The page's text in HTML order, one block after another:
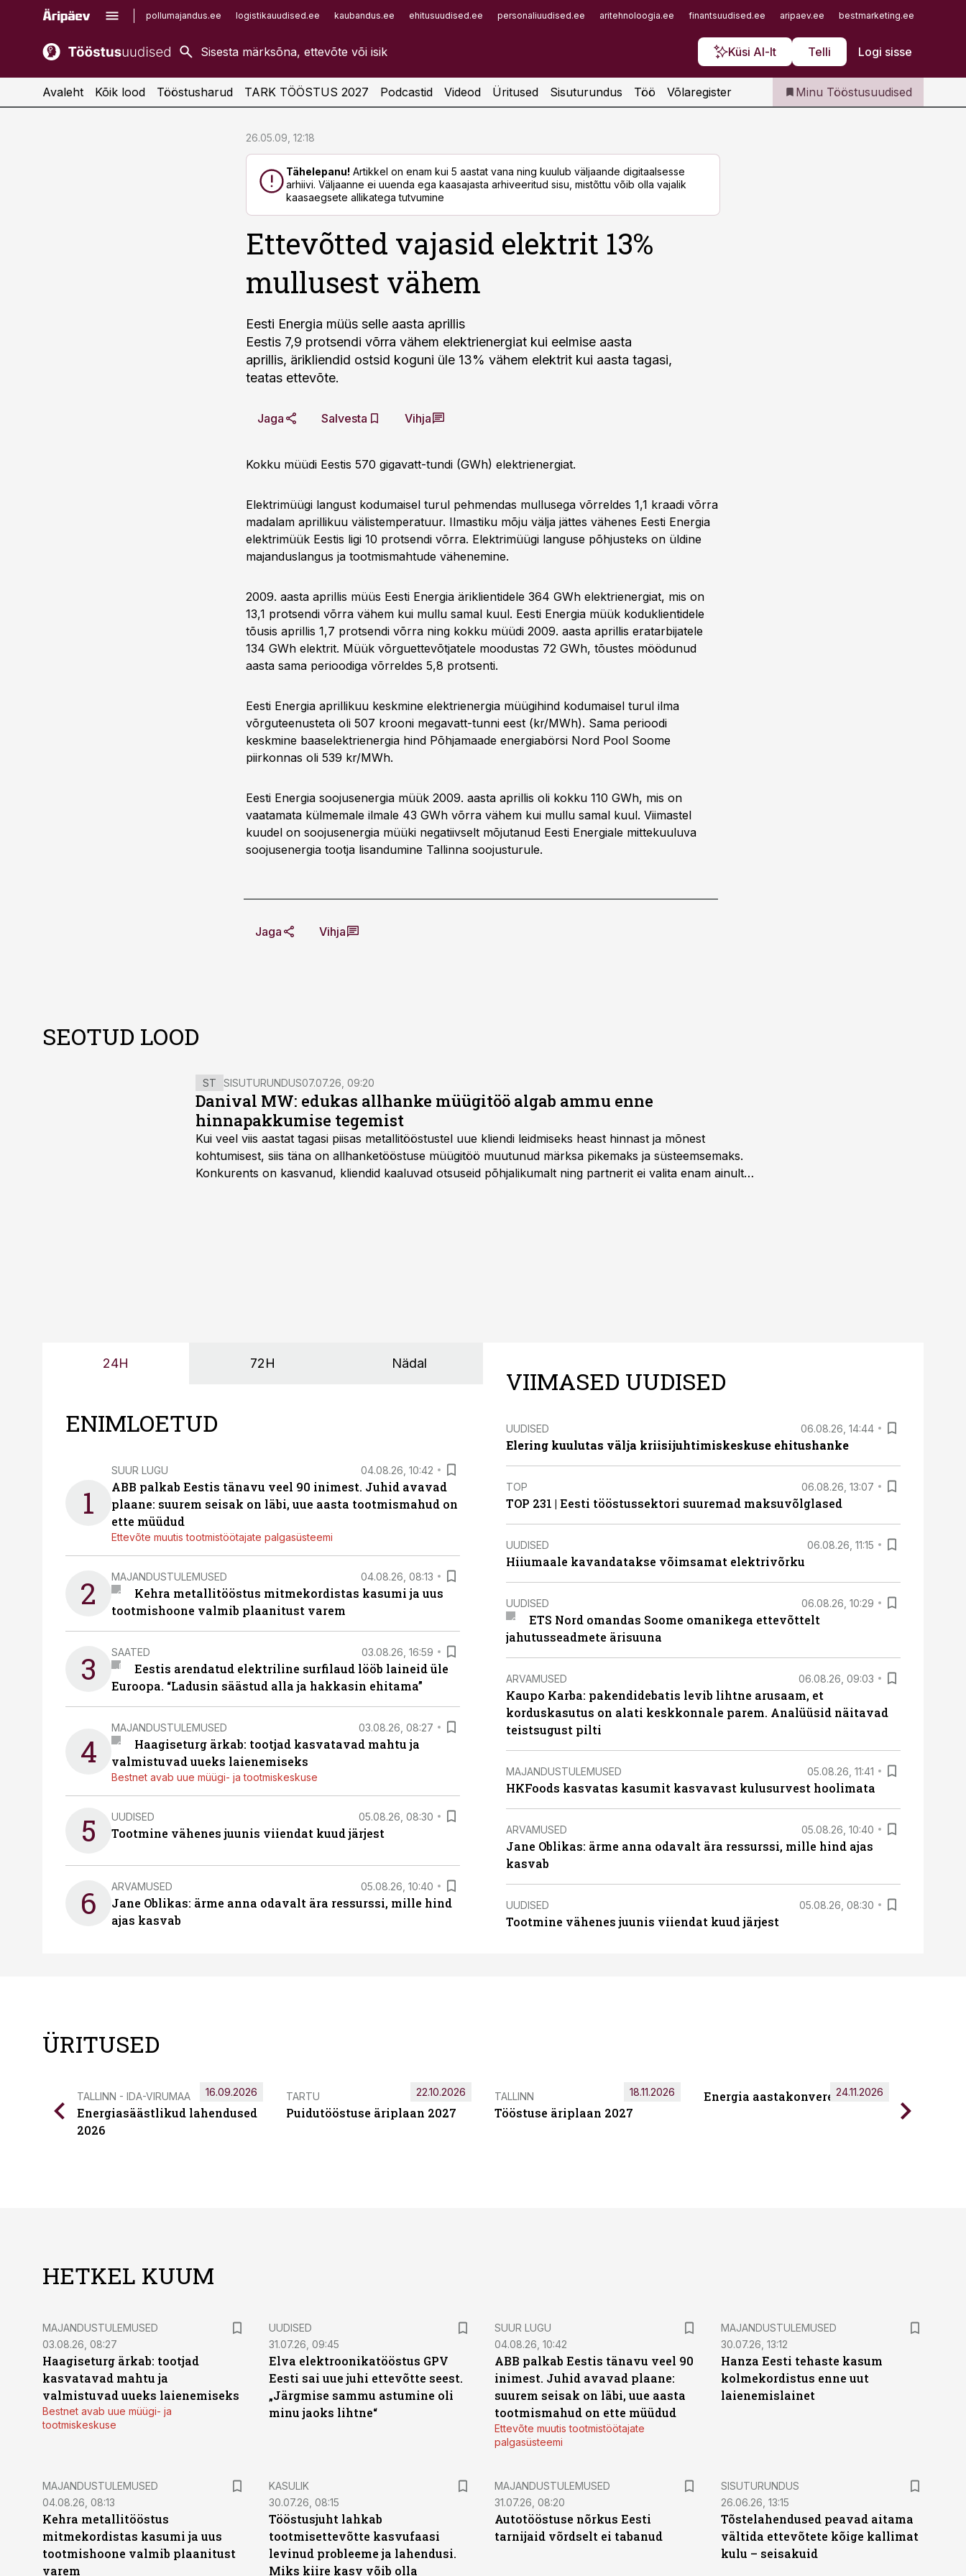
pollumajandus.ee logistikauudised.ee kaubandus.ee ehitusuudised.ee personaliuudised.ee aritehnoloogia.ee finantsuudised.ee aripaev.ee bestmarketing.ee
Küsi AI-lt Telli Logi sisse
kaubandus.ee
kinnisvarauudised.ee
imelineajalugu.ee
Infopank
Iseteenindus
Telli Tööstusuudised
Avaleht Kõik lood Tööstusharud TARK TÖÖSTUS 2027 Podcastid Videod Üritused Sisuturundus Töö Võlaregister Minu Tööstusuudised
26.05.09, 12:18
Tähelepanu! Artikkel on enam kui 5 aastat vana ning kuulub väljaande digitaalsesse
arhiivi. Väljaanne ei uuenda ega kaasajasta arhiveeritud sisu, mistõttu võib olla vajalik
kaasaegsete allikatega tutvumine
Ettevõtted vajasid elektrit 13%
mullusest vähem
Eesti Energia müüs selle aasta aprillis
Eestis 7,9 protsendi võrra vähem elektrienergiat kui eelmise aasta
aprillis, ärikliendid ostsid koguni üle 13% vähem elektrit kui aasta tagasi,
teatas ettevõte.
Jaga Salvesta Vihja
Kokku müüdi Eestis 570 gigavatt-tundi (GWh) elektrienergiat.
Elektrimüügi langust kodumaisel turul pehmendas mullusega võrreldes 1,1 kraadi võrra
madalam aprillikuu välistemperatuur. Ilmastiku mõju välja jättes vähenes Eesti Energia
elektrimüük Eestis ligi 10 protsendi võrra. Elektrimüügi languse põhjusteks on üldine
majanduslangus ja tootmismahtude vähenemine.
2009. aasta aprillis müüs Eesti Energia äriklientidele 364 GWh elektrienergiat, mis on
13,1 protsendi võrra vähem kui mullu samal kuul. Eesti Energia müük koduklientidele
tõusis aprillis 1,7 protsendi võrra ning kokku müüdi 2009. aasta aprillis eratarbijatele
134 GWh elektrit. Müük võrguettevõtjatele moodustas 72 GWh, tõustes möödunud
aasta sama perioodiga võrreldes 5,8 protsenti.
Eesti Energia aprillikuu keskmine elektrienergia müügihind kodumaisel turul ilma
võrguteenusteta oli 507 krooni megavatt-tunni eest (kr/MWh). Sama perioodi
keskmine baaselektrienergia hind Põhjamaade energiabörsi Nord Pool Soome
piirkonnas oli 539 kr/MWh.
Eesti Energia soojusenergia müük 2009. aasta aprillis oli kokku 110 GWh, mis on
vaatamata külmemale ilmale 43 GWh võrra vähem kui mullu samal kuul. Viimastel
kuudel on soojusenergia müüki negatiivselt mõjutanud Eesti Energiale mittekuuluva
soojusenergia tootja lisandumine Tallinna soojusturule.
Jaga Vihja
SEOTUD LOOD
ST SISUTURUNDUS07.07.26, 09:20
Danival MW: edukas allhanke müügitöö algab ammu enne
hinnapakkumise tegemist
Kui veel viis aastat tagasi piisas metallitööstustel uue kliendi leidmiseks heast hinnast ja mõnest
kohtumisest, siis täna on allhanketööstuse müügitöö muutunud märksa pikemaks ja süsteemsemaks.
Konkurents on kasvanud, kliendid kaaluvad otsuseid põhjalikumalt ning partnerit ei valita enam ainult
24H 72H Nädal
ENIMLOETUD
1
SUUR LUGU 04.08.26, 10:42
ABB palkab Eestis tänavu veel 90 inimest. Juhid avavad
plaane: suurem seisak on läbi, uue aasta tootmismahud on
ette müüdud
Ettevõte muutis tootmistöötajate palgasüsteemi
2 MAJANDUSTULEMUSED 04.08.26, 08:13
Kehra metallitööstus mitmekordistas kasumi ja uus
tootmishoone valmib plaanitust varem
3 SAATED 03.08.26, 16:59
Eestis arendatud elektriline surfilaud lööb laineid üle
Euroopa. “Ladusin säästud alla ja hakkasin ehitama”
4
MAJANDUSTULEMUSED 03.08.26, 08:27
Haagiseturg ärkab: tootjad kasvatavad mahtu ja
valmistuvad uueks laienemiseks
Bestnet avab uue müügi- ja tootmiskeskuse
5 UUDISED 05.08.26, 08:30
Tootmine vähenes juunis viiendat kuud järjest
6 ARVAMUSED 05.08.26, 10:40
Jane Oblikas: ärme anna odavalt ära ressurssi, mille hind
ajas kasvab
VIIMASED UUDISED
UUDISED 06.08.26, 14:44
Elering kuulutas välja kriisijuhtimiskeskuse ehitushanke
TOP 06.08.26, 13:07
TOP 231 | Eesti tööstussektori suuremad maksuvõlglased
UUDISED 06.08.26, 11:15
Hiiumaale kavandatakse võimsamat elektrivõrku
UUDISED 06.08.26, 10:29
ETS Nord omandas Soome omanikega ettevõttelt
jahutusseadmete ärisuuna
ARVAMUSED 06.08.26, 09:03
Kaupo Karba: pakendidebatis levib lihtne arusaam, et
korduskasutus on alati keskkonnale parem. Analüüsid näitavad
teistsugust pilti
MAJANDUSTULEMUSED 05.08.26, 11:41
HKFoods kasvatas kasumit kasvavast kulusurvest hoolimata
ARVAMUSED 05.08.26, 10:40
Jane Oblikas: ärme anna odavalt ära ressurssi, mille hind ajas
kasvab
UUDISED 05.08.26, 08:30
Tootmine vähenes juunis viiendat kuud järjest
ÜRITUSED
TALLINN - IDA-VIRUMAA
Energiasäästlikud lahendused
2026
16.09.2026 TARTU
Puidutööstuse äriplaan 2027
22.10.2026 TALLINN
Tööstuse äriplaan 2027
18.11.2026 Energia aastakonverents 2026
24.11.2026
HETKEL KUUM
MAJANDUSTULEMUSED
03.08.26, 08:27
Haagiseturg ärkab: tootjad
kasvatavad mahtu ja
valmistuvad uueks laienemiseks
Bestnet avab uue müügi- ja
tootmiskeskuse
UUDISED
31.07.26, 09:45
Elva elektroonikatööstus GPV
Eesti sai uue juhi ettevõtte seest.
„Järgmise sammu astumine oli
minu jaoks lihtne“
SUUR LUGU
04.08.26, 10:42
ABB palkab Eestis tänavu veel 90
inimest. Juhid avavad plaane:
suurem seisak on läbi, uue aasta
tootmismahud on ette müüdud
Ettevõte muutis tootmistöötajate
palgasüsteemi
MAJANDUSTULEMUSED
30.07.26, 13:12
Hanza Eesti tehaste kasum
kolmekordistus enne uut
laienemislainet
MAJANDUSTULEMUSED
04.08.26, 08:13
Kehra metallitööstus
mitmekordistas kasumi ja uus
tootmishoone valmib plaanitust
varem
KASULIK
30.07.26, 08:15
Tööstusjuht lahkab
tootmisettevõtte kasvufaasi
levinud probleeme ja lahendusi.
Miks kiire kasv võib olla
MAJANDUSTULEMUSED
31.07.26, 08:20
Autotööstuse nõrkus Eesti
tarnijaid võrdselt ei tabanud
ST
SISUTURUNDUS
26.06.26, 13:15
Tõstelahendused peavad aitama
vältida ettevõtete kõige kallimat
kulu – seisakuid